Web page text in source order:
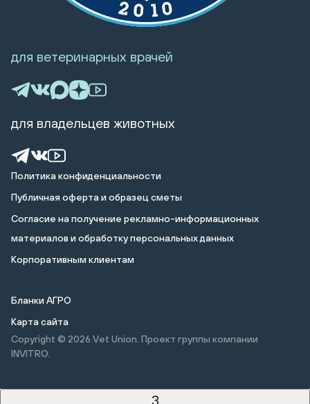
Политика конфиденциальности
Публичная оферта и образец сметы
Cогласие на получение рекламно-информационных
материалов и обработку персональных данных
Корпоративным клиентам
Бланки АГРО
Карта сайта
Copyright © 2026 Vet Union. Проект группы компании
INVITRO.
для ветеринарных врачей
для владельцев животных
3